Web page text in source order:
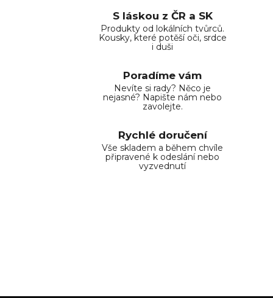
S láskou z ČR a SK
Produkty od lokálních tvůrců.
Kousky, které potěší oči, srdce
i duši
Poradíme vám
Nevíte si rady? Něco je
nejasné? Napište nám nebo
zavolejte.
Rychlé doručení
Vše skladem a během chvíle
připravené k odeslání nebo
vyzvednutí